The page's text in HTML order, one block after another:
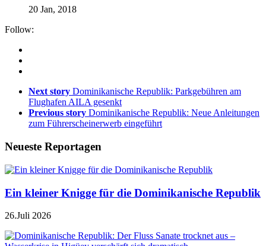
20 Jan, 2018
Follow:
Next story Dominikanische Republik: Parkgebühren am
Flughafen AILA gesenkt
Previous story Dominikanische Republik: Neue Anleitungen
zum Führerscheinerwerb eingeführt
Neueste Reportagen
Ein kleiner Knigge für die Dominikanische Republik
26.Juli 2026